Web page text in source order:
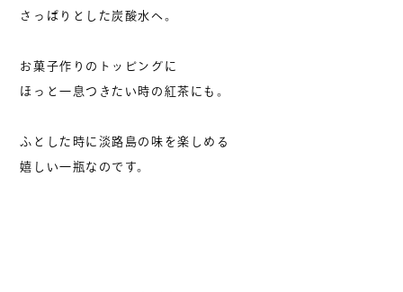
さっぱりとした炭酸水へ。
お菓子作りのトッピングに
ほっと一息つきたい時の紅茶にも。
ふとした時に淡路島の味を楽しめる
嬉しい一瓶なのです。